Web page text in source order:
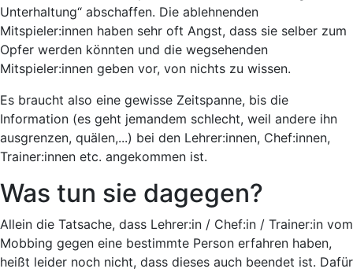
Unterhaltung“ abschaffen. Die ablehnenden
Mitspieler:innen haben sehr oft Angst, dass sie selber zum
Opfer werden könnten und die wegsehenden
Mitspieler:innen geben vor, von nichts zu wissen.
Es braucht also eine gewisse Zeitspanne, bis die
Information (es geht jemandem schlecht, weil andere ihn
ausgrenzen, quälen,...) bei den Lehrer:innen, Chef:innen,
Trainer:innen etc. angekommen ist.
Was tun sie dagegen?
Allein die Tatsache, dass Lehrer:in / Chef:in / Trainer:in vom
Mobbing gegen eine bestimmte Person erfahren haben,
heißt leider noch nicht, dass dieses auch beendet ist. Dafür